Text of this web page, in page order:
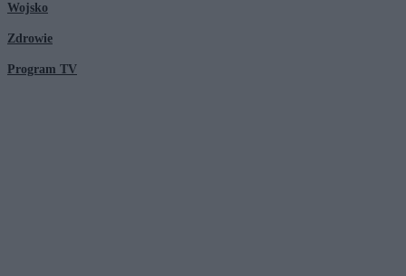
Wojsko
Zdrowie
Program TV